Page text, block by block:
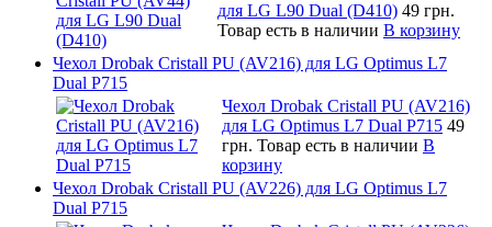
для LG L90 Dual (D410) 49 грн.
Товар есть в наличии В корзину
Чехол Drobak Cristall PU (AV216) для LG Optimus L7
Dual P715
Чехол Drobak Cristall PU (AV216)
для LG Optimus L7 Dual P715 49
грн. Товар есть в наличии В
корзину
Чехол Drobak Cristall PU (AV226) для LG Optimus L7
Dual P715